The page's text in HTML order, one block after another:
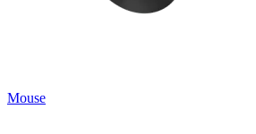
Mouse